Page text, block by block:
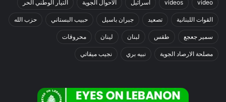
video
videos اسرائيل الاحوال الجوية التيار الوطني الحر
القوات اللبنانية تصعيد جبران باسيل حبيب البستاني حزب الله
سمير جعجع طقس لبنان لينان محروقات
مصلحة الارصاد الجوية نبيه بري نجيب ميقاتي